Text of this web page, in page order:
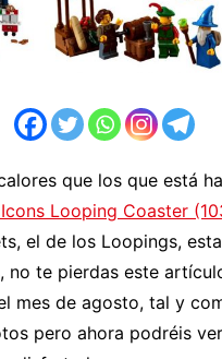
que los que está
Icons Looping Coaster
el de los Loopings,
te pierdas este
mes de agosto, tal y
pero ahora podréis